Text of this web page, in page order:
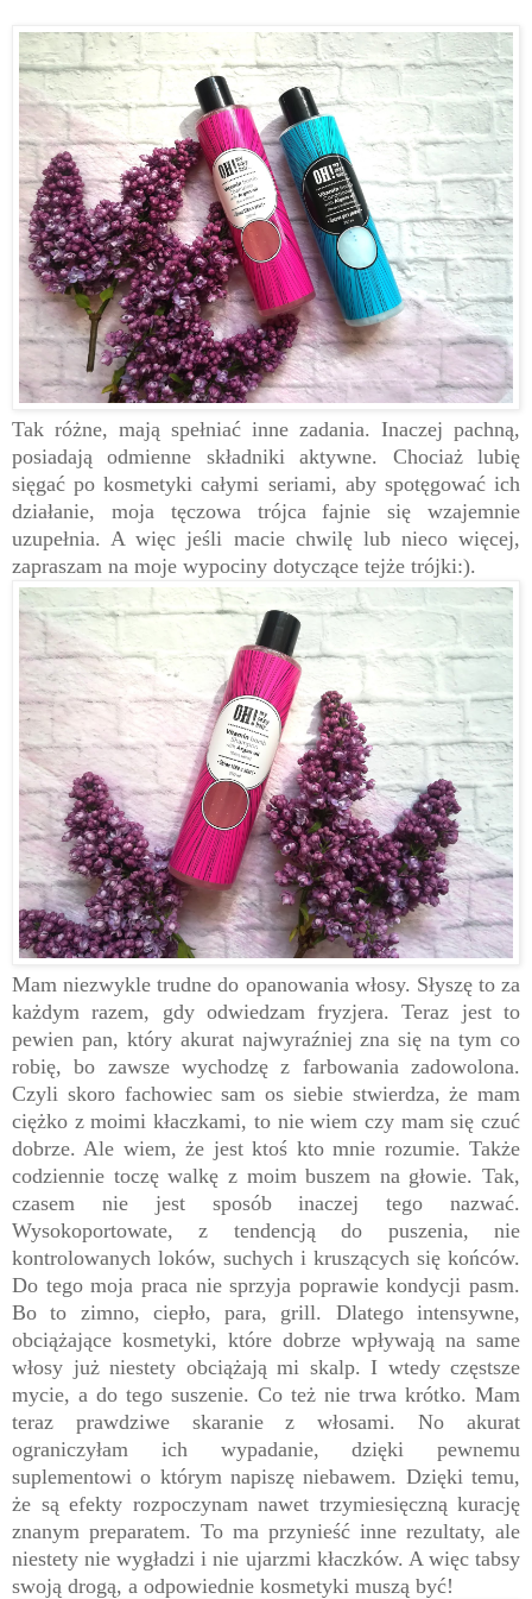
Tak różne, mają spełniać inne zadania. Inaczej pachną,
posiadają odmienne składniki aktywne. Chociaż lubię
sięgać po kosmetyki całymi seriami, aby spotęgować ich
działanie, moja tęczowa trójca fajnie się wzajemnie
uzupełnia. A więc jeśli macie chwilę lub nieco więcej,
zapraszam na moje wypociny dotyczące tejże trójki:).
Mam niezwykle trudne do opanowania włosy. Słyszę to za
każdym razem, gdy odwiedzam fryzjera. Teraz jest to
pewien pan, który akurat najwyraźniej zna się na tym co
robię, bo zawsze wychodzę z farbowania zadowolona.
Czyli skoro fachowiec sam os siebie stwierdza, że mam
ciężko z moimi kłaczkami, to nie wiem czy mam się czuć
dobrze. Ale wiem, że jest ktoś kto mnie rozumie. Także
codziennie toczę walkę z moim buszem na głowie. Tak,
czasem nie jest sposób inaczej tego nazwać.
Wysokoportowate, z tendencją do puszenia, nie
kontrolowanych loków, suchych i kruszących się końców.
Do tego moja praca nie sprzyja poprawie kondycji pasm.
Bo to zimno, ciepło, para, grill. Dlatego intensywne,
obciążające kosmetyki, które dobrze wpływają na same
włosy już niestety obciążają mi skalp. I wtedy częstsze
mycie, a do tego suszenie. Co też nie trwa krótko. Mam
teraz prawdziwe skaranie z włosami. No akurat
ograniczyłam ich wypadanie, dzięki pewnemu
suplementowi o którym napiszę niebawem. Dzięki temu,
że są efekty rozpoczynam nawet trzymiesięczną kurację
znanym preparatem. To ma przynieść inne rezultaty, ale
niestety nie wygładzi i nie ujarzmi kłaczków. A więc tabsy
swoją drogą, a odpowiednie kosmetyki muszą być!